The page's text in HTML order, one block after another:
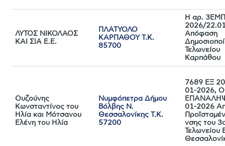
ΛΥΤΟΣ ΝΙΚΟΛΑΟΣ
ΚΑΙ ΣΙΑ Ε.Ε.
ΠΛΑΤΥΟΛΟ
ΚΑΡΠΑΘΟΥ Τ.Κ.
85700
Η αρ.
2026/
Απόφαση
Τελωνείου
Καρπάθου
Ουζούνης
Κωνσταντίνος του
Ηλία και Μότσανου
Ελένη του Ηλία
Νυμφόπετρα Δήμου
Βόλβης Ν.
Θεσσαλονίκης Τ.Κ.
57200
7689 ΕΞ
01-2026,
01-2026
νσης του
Τελωνείου